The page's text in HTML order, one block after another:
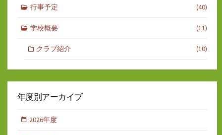
行事予定 (40)
学校概要 (11)
クラブ紹介 (10)
年度別アーカイブ
2026年度